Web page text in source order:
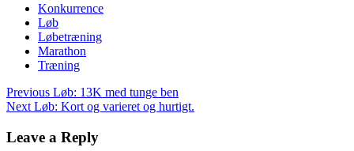
Konkurrence
Løb
Løbetræning
Marathon
Træning
Post
navigation
Previous Løb: 13K med tunge ben
Next Løb: Kort og varieret og hurtigt.
Leave a Reply